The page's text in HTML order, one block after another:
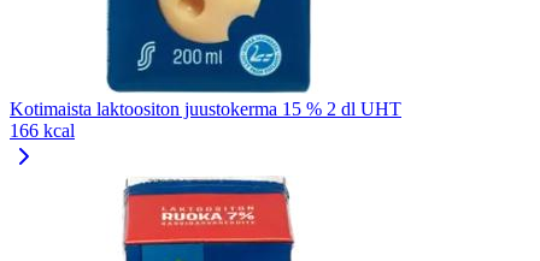
Kotimaista laktoositon juustokerma 15 % 2 dl UHT
166 kcal